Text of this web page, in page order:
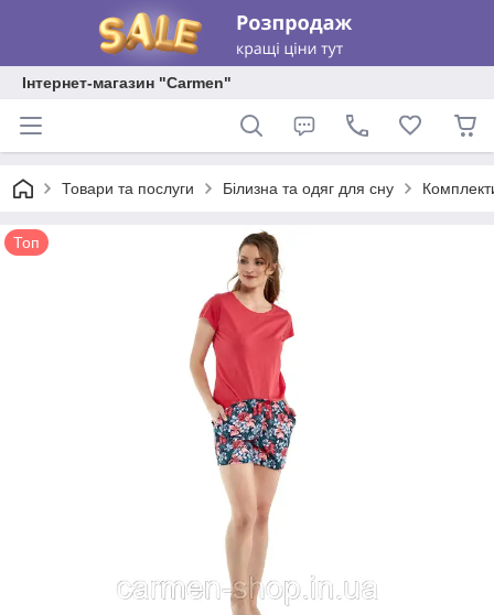
Інтернет-магазин "Carmen"
Товари та послуги Білизна та одяг для сну
Топ